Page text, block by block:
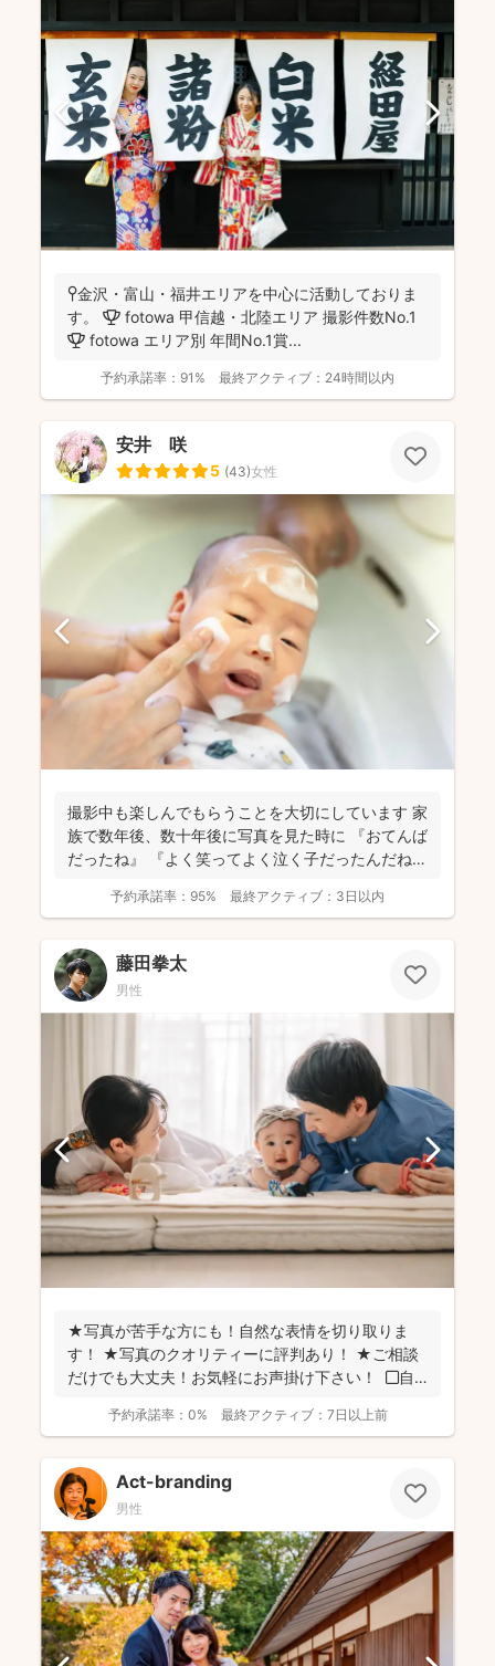
📍金沢・富山・福井エリアを中心に活動しておりま
す。 🏆 fotowa 甲信越・北陸エリア 撮影件数No.1
🏆 fotowa エリア別 年間No.1賞...
予約承諾率： 91% 最終アクティブ： 24時間以内
安井 咲
5 (43)女性
撮影中も楽しんでもらうことを大切にしています 家
族で数年後、数十年後に写真を見た時に 『おてんば
だったね』 『よく笑ってよく泣く子だったんだね』
予約承諾率： 95% 最終アクティブ： 3日以内
藤田拳太
男性
★写真が苦手な方にも！自然な表情を切り取りま
す！ ★写真のクオリティーに評判あり！ ★ご相談
だけでも大丈夫！お気軽にお声掛け下さい！ ◼︎自
予約承諾率： 0% 最終アクティブ： 7日以上前
Act-branding
男性